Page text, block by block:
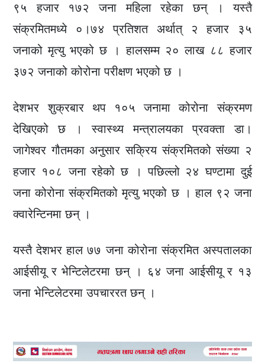
९५ हजार १७२ जना महिला रहेका छन् । यस्तै
संक्रमितमध्ये ०।७४ प्रतिशत अर्थात् २ हजार ३५
जनाको मृत्यु भएको छ । हालसम्म २० लाख ८८ हजार
३७२ जनाको कोरोना परीक्षण भएको छ ।
देशभर शुक्रबार थप १०५ जनामा कोरोना संक्रमण
देखिएको छ । स्वास्थ्य मन्त्रालयका प्रवक्ता डा।
जागेश्वर गौतमका अनुसार सक्रिय संक्रमितको संख्या २
हजार १०८ जना रहेको छ । पछिल्लो २४ घण्टामा दुई
जना कोरोना संक्रमितको मृत्यु भएको छ । हाल ९२ जना
क्वारेन्टिनमा छन् ।
यस्तै देशभर हाल ७७ जना कोरोना संक्रमित अस्पतालका
आईसीयू र भेन्टिलेटरमा छन् । ६४ जना आईसीयू र १३
जना भेन्टिलेटरमा उपचाररत छन् ।